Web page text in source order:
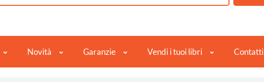
Novità Garanzie Vendi i tuoi libri Contatti